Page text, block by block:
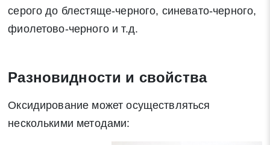
серого до блестяще-черного, синевато-черного,
фиолетово-черного и т.д.
Разновидности и свойства
Оксидирование может осуществляться
несколькими методами: